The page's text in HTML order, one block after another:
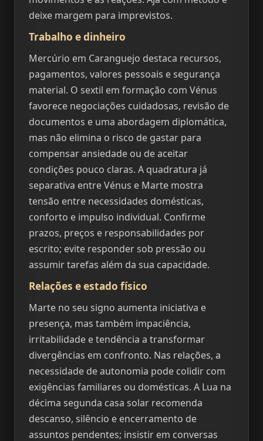
deixe margem para imprevistos.
Trabalho e dinheiro
Mercúrio em Caranguejo destaca recursos,
pagamentos, valores pessoais e segurança
material. O sextil em formação com Vénus
favorece negociações cuidadosas, revisão de
documentos e uma abordagem diplomática,
mas não elimina o risco de gastar para
compensar ansiedade ou de aceitar
condições pouco claras. A quadratura já
separativa entre Vénus e Marte mostra
tensão entre necessidades domésticas,
conforto e impulso individual. Confirme
prazos, preços e responsabilidades por
escrito; evite responder sob pressão ou
assumir tarefas além da sua capacidade.
Relações e estado físico
Marte no seu signo aumenta iniciativa e
presença, mas também impaciência,
irritabilidade e tendência a transformar
divergências em confronto. Nas relações, a
necessidade de autonomia pode colidir com
exigências familiares ou domésticas. A Lua na
décima segunda casa solar recomenda
descanso, silêncio e encerramento de
assuntos pendentes; insistir em conversas